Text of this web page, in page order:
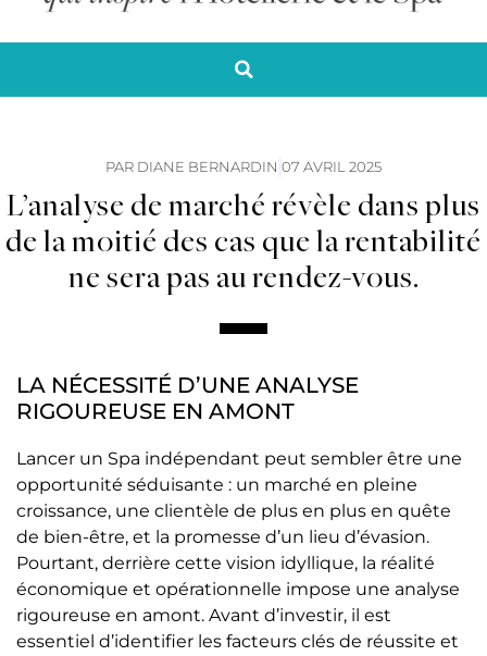
PAR DIANE BERNARDIN 07 AVRIL 2025
L’analyse de marché révèle dans plus
de la moitié des cas que la rentabilité
ne sera pas au rendez-vous.
LA NÉCESSITÉ D’UNE ANALYSE
RIGOUREUSE EN AMONT
Lancer un Spa indépendant peut sembler être une
opportunité séduisante : un marché en pleine
croissance, une clientèle de plus en plus en quête
de bien-être, et la promesse d’un lieu d’évasion.
Pourtant, derrière cette vision idyllique, la réalité
économique et opérationnelle impose une analyse
rigoureuse en amont. Avant d’investir, il est
essentiel d’identifier les facteurs clés de réussite et